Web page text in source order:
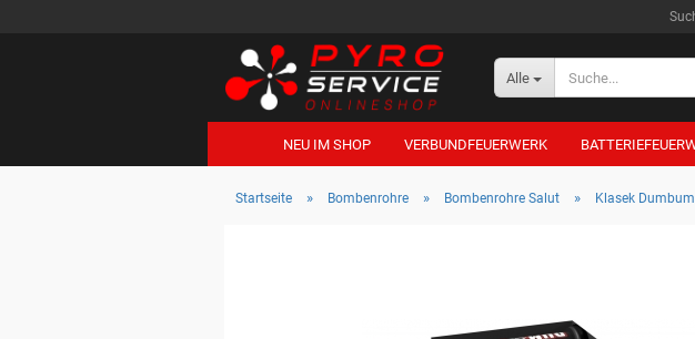
Konto erstellen
Alle
NEU IM SHOP VERBUNDFEUERWERK
Startseite » Bombenrohre » Bombenrohre Salut » Klasek